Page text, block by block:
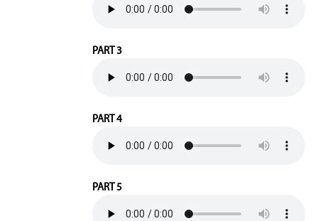
PART 3
PART 4
PART 5